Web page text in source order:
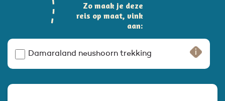
Zo maak je deze
reis op maat, vink
aan:
Damaraland neushoorn trekking